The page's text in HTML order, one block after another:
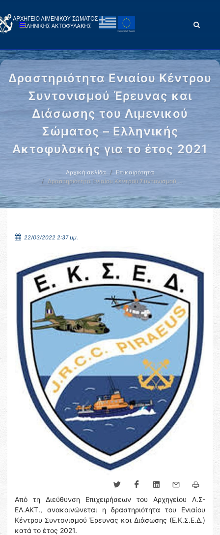
Δραστηριότητα Ενιαίου Κέντρου
Συντονισμού Έρευνας και
Διάσωσης του Λιμενικού
Σώματος – Ελληνικής
Ακτοφυλακής για το έτος 2021
Αρχική σελίδα
Επικαιρότητα
Δραστηριότητα Ενιαίου Κέντρου Συντονισμού …
22/03/2022 2:37 μμ.
Από τη Διεύθυνση Επιχειρήσεων του Αρχηγείου Λ.Σ-
ΕΛ.ΑΚΤ., ανακοινώνεται η δραστηριότητα του Ενιαίου
Κέντρου Συντονισμού Έρευνας και Διάσωσης (Ε.Κ.Σ.Ε.Δ.)
κατά το έτος 2021.